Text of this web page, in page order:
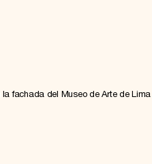
la fachada del Museo de Arte de